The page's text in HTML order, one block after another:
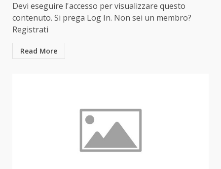
Devi eseguire l'accesso per visualizzare questo
contenuto. Si prega Log In. Non sei un membro?
Registrati
Read More